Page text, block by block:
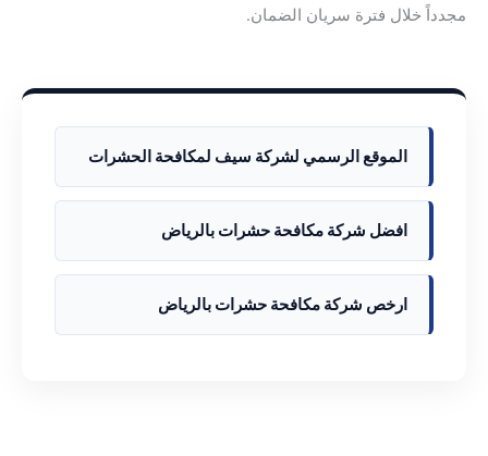
مجدداً خلال فترة سريان الضمان.
الموقع الرسمي لشركة سيف لمكافحة الحشرات
افضل شركة مكافحة حشرات بالرياض
ارخص شركة مكافحة حشرات بالرياض